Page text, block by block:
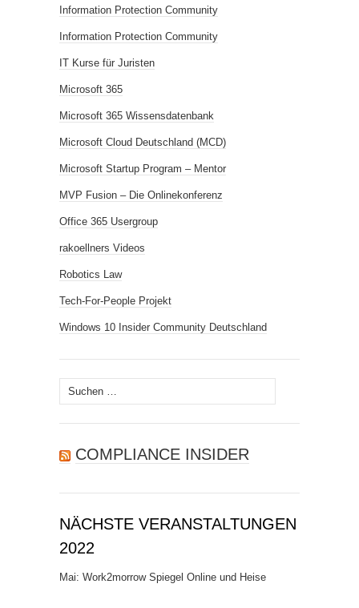
Information Protection Community
Information Protection Community
IT Kurse für Juristen
Microsoft 365
Microsoft 365 Wissensdatenbank
Microsoft Cloud Deutschland (MCD)
Microsoft Startup Program – Mentor
MVP Fusion – Die Onlinekonferenz
Office 365 Usergroup
rakoellners Videos
Robotics Law
Tech-For-People Projekt
Windows 10 Insider Community Deutschland
Suchen
nach:
COMPLIANCE INSIDER
NÄCHSTE VERANSTALTUNGEN
2022
Mai: Work2morrow Spiegel Online und Heise